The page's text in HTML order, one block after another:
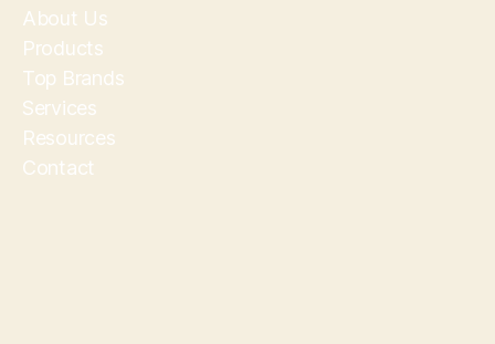
About Us
Products
Top Brands
Services
Resources
Contact